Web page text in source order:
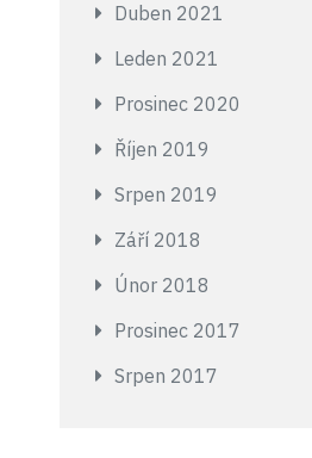
Duben 2021
Leden 2021
Prosinec 2020
Říjen 2019
Srpen 2019
Září 2018
Únor 2018
Prosinec 2017
Srpen 2017